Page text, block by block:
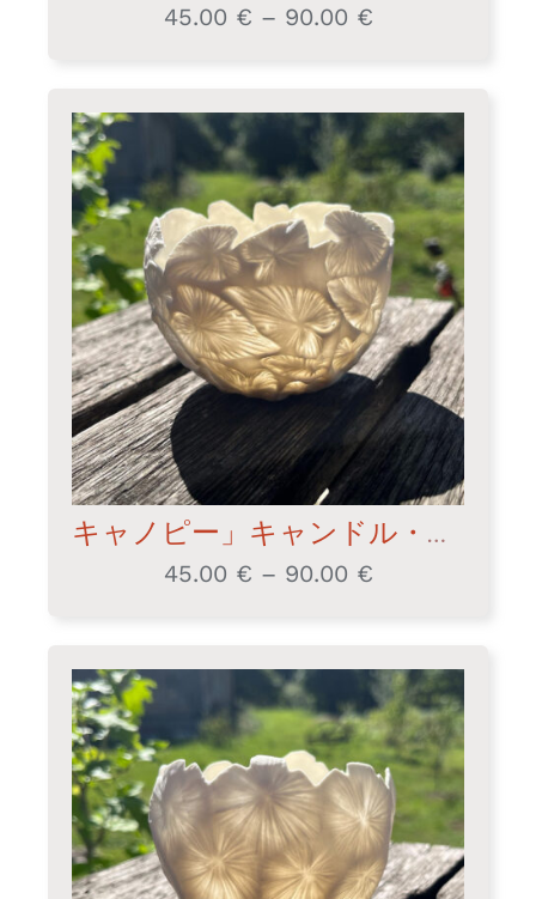
45.00 € – 90.00 €価
45.00 €
–
90.00 €
キャノピー」キャンドル・ジャー
45.00 € – 90.00 €価
45.00 €
–
90.00 €